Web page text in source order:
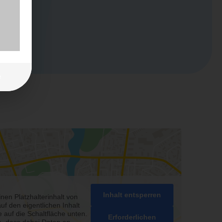
Platzhalterinhalt von
den eigentlichen Inhalt
auf die Schaltfläche unten.
Inhalt entsperren
Erforderlichen